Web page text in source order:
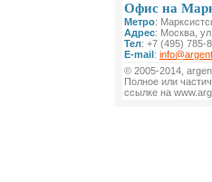
Офис на
Метро:
Адрес: Москва,
Тел: +7 (495) 785-
E-mail:
© 2005-2014,
Полное или
ссылке на